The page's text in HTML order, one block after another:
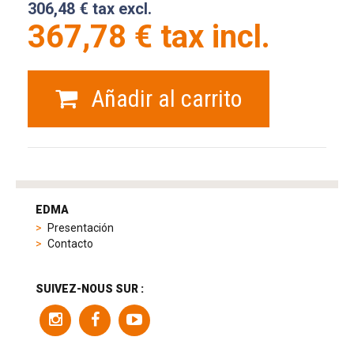
306,48 € tax excl.
367,78 € tax incl.
Añadir al carrito
tag
product
EDMA
Presentación
Contacto
SUIVEZ-NOUS SUR :